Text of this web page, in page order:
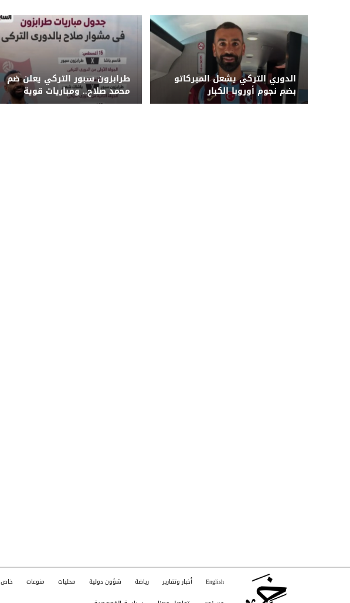
الدوري التركي يشعل الميركاتو
بضم نجوم أوروبا الكبار
طرابزون سبور التركي يعلن ضم
محمد صلاح.. ومباريات قوية
تنتظره
English أخبار وتقارير رياضة شؤون دولية محليات منوعات خاص